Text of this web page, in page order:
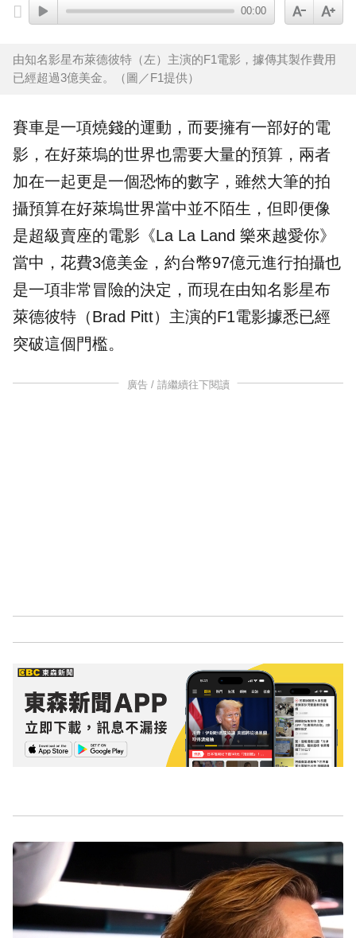
00:00
由知名影星布萊德彼特（左）主演的F1電影，據傳其製作費用
已經超過3億美金。（圖／F1提供）
賽車是一項燒錢的運動，而要擁有一部好的電
影 ，在好萊塢的世界也需要大量的預算，兩者
加在一起更是一個恐怖的數字，雖然大筆的拍
攝預算在好萊塢世界當中並不陌生，但即便像
是超級賣座的電影《La La Land 樂來越愛你》
當中，花費3億美金，約台幣97億元進行拍攝也
是一項非常冒險的決定，而現在由知名影星布
萊德彼特 （Brad Pitt）主演的F1電影據悉已經
突破這個門檻。
廣告 / 請繼續往下閱讀